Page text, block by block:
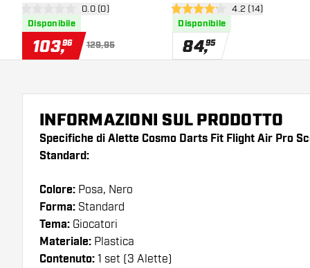
apri pannello recensioni
0 stelle di valutazione
0.0 (0)
Disponibile
103,96 129,95
apri pannello
4.2 stelle di valutazione
4.2 (14)
Disponibile
84,95
INFORMAZIONI SUL PRODOTTO
Specifiche di Alette Cosmo Darts Fit Flight Air Pro
Standard:
Colore: Posa, Nero
Forma: Standard
Tema: Giocatori
Materiale: Plastica
Contenuto: 1 set (3 Alette)